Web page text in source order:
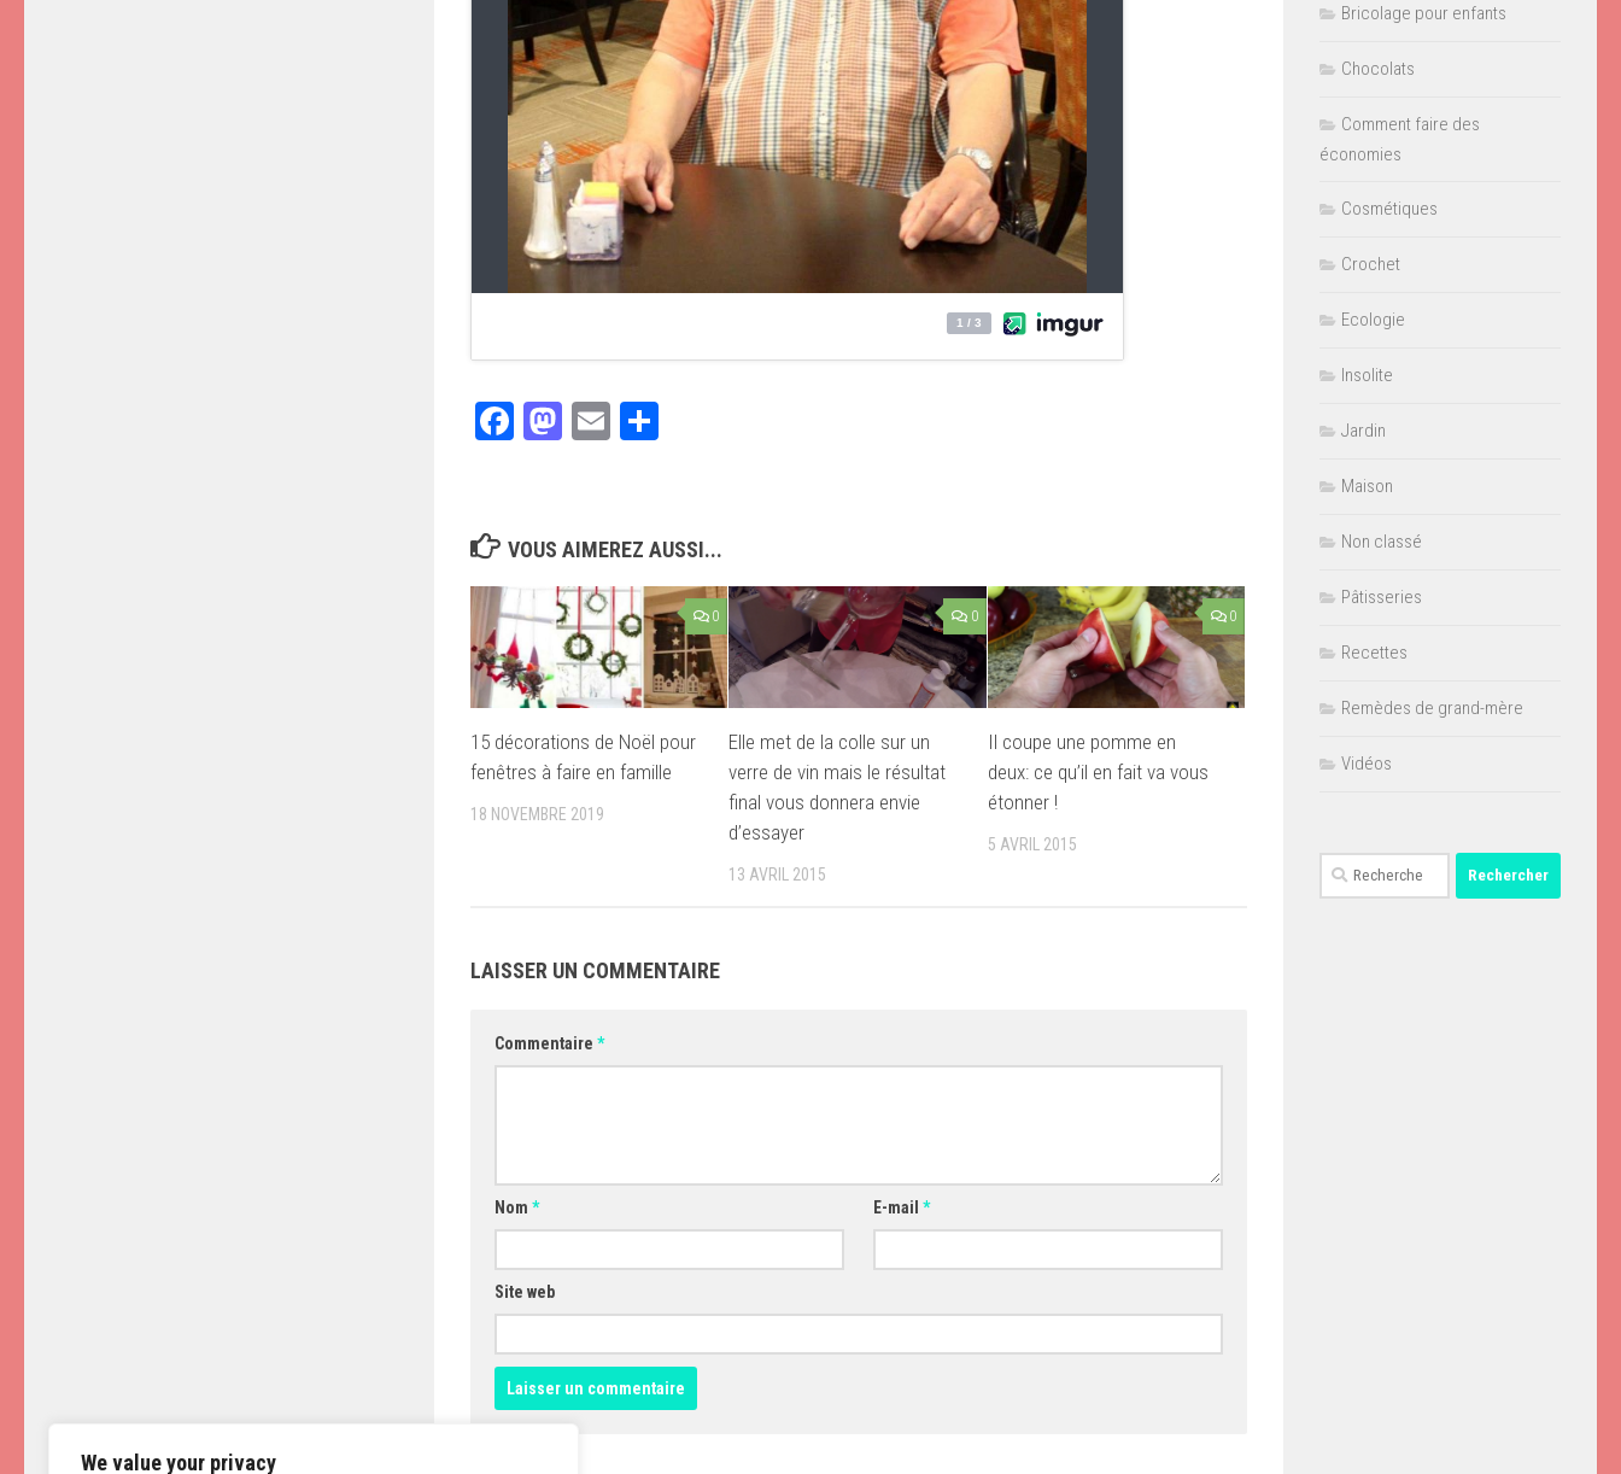
We value your privacy
Facebook
Mastodon
Email
VOUS AIMEREZ AUSSI...
0
15 décorations de Noël pour
fenêtres à faire en famille
18 NOVEMBRE 2019
0
Elle met de la colle sur un
verre de vin mais le résultat
final vous donnera envie
d’essayer
13 AVRIL 2015
0
Il coupe une pomme en
deux: ce qu’il en fait va vous
étonner !
5 AVRIL 2015
LAISSER UN COMMENTAIRE
Commentaire *
Nom * E-mail*
Site web
Bricolage pour enfants
Chocolats
Comment faire des
économies
Cosmétiques
Crochet
Ecologie
Insolite
Jardin
Maison
Non classé
Pâtisseries
Recettes
Remèdes de grand-mère
Vidéos
Rechercher :